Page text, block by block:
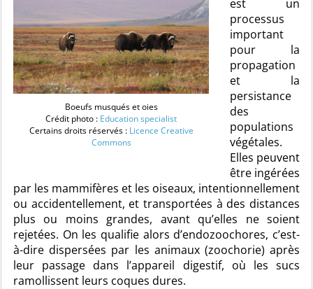
Boeufs musqués et oies
Crédit photo : Education specialist
Certains droits réservés : Licence Creative
Commons
est un
processus
important
pour la
propagation
et la
persistance
des
populations
végétales.
Elles peuvent
être ingérées
par les mammifères et les oiseaux, intentionnellement
ou accidentellement, et transportées à des distances
plus ou moins grandes, avant qu’elles ne soient
rejetées. On les qualifie alors d’endozoochores, c’est-
à-dire dispersées par les animaux (zoochorie) après
leur passage dans l’appareil digestif, où les sucs
ramollissent leurs coques dures.